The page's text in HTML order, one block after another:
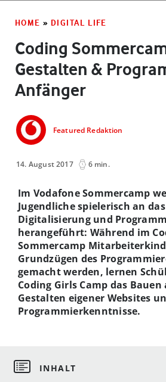
HOME » DIGITAL LIFE
Coding
Gestalten &
Anfänger
Featured Redaktion
14. August 2017 6 min.
Im Vodafone Sommercamp
Jugendliche spielerisch an
Digitalisierung und
herangeführt: Während im
Sommercamp
Grundzügen des
gemacht werden, lernen
Coding Girls Camp das Bauen
Gestalten eigener Websites
Programmierkenntnisse.